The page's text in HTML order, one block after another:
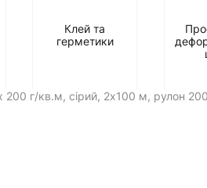
Клей та
герметики